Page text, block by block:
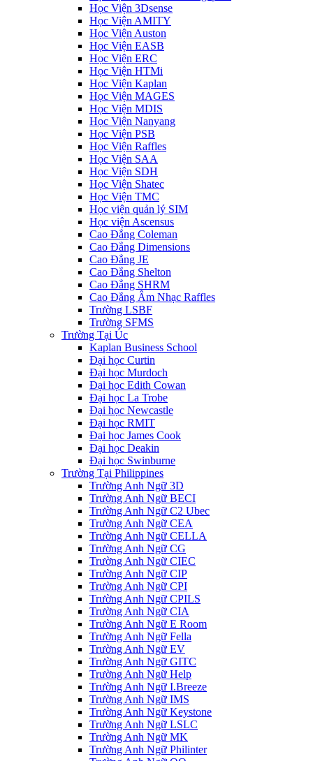
Học Viện 3Dsense
Học Viện AMITY
Học Viện Auston
Học Viện EASB
Học Viện ERC
Học Viện HTMi
Học Viện Kaplan
Học Viện MAGES
Học Viện MDIS
Học Viện Nanyang
Học Viện PSB
Học Viện Raffles
Học Viện SAA
Học Viện SDH
Học Viện Shatec
Học Viện TMC
Học viện quản lý SIM
Học viện Ascensus
Cao Đẳng Coleman
Cao Đẳng Dimensions
Cao Đẳng JE
Cao Đẳng Shelton
Cao Đẳng SHRM
Cao Đẳng Âm Nhạc Raffles
Trường LSBF
Trường SFMS
Trường Tại Úc
Kaplan Business School
Đại học Curtin
Đại học Murdoch
Đại học Edith Cowan
Đại học La Trobe
Đại học Newcastle
Đại học RMIT
Đại học James Cook
Đại học Deakin
Đại học Swinburne
Trường Tại Philippines
Trường Anh Ngữ 3D
Trường Anh Ngữ BECI
Trường Anh Ngữ C2 Ubec
Trường Anh Ngữ CEA
Trường Anh Ngữ CELLA
Trường Anh Ngữ CG
Trường Anh Ngữ CIEC
Trường Anh Ngữ CIP
Trường Anh Ngữ CPI
Trường Anh Ngữ CPILS
Trường Anh Ngữ CIA
Trường Anh Ngữ E Room
Trường Anh Ngữ Fella
Trường Anh Ngữ EV
Trường Anh Ngữ GITC
Trường Anh Ngữ Help
Trường Anh Ngữ I.Breeze
Trường Anh Ngữ IMS
Trường Anh Ngữ Keystone
Trường Anh Ngữ LSLC
Trường Anh Ngữ MK
Trường Anh Ngữ Philinter